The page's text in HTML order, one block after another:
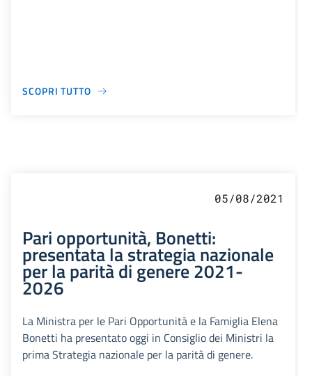
SCOPRI TUTTO
05/08/2021
Pari opportunità, Bonetti:
presentata la strategia nazionale
per la parità di genere 2021-
2026
La Ministra per le Pari Opportunità e la Famiglia Elena
Bonetti ha presentato oggi in Consiglio dei Ministri la
prima Strategia nazionale per la parità di genere.